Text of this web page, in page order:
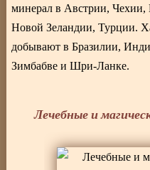
минерал в Австрии,
Новой Зеландии, Турции.
добывают в Бразилии,
Зимбабве и Шри-Ланке.
Лечебные и